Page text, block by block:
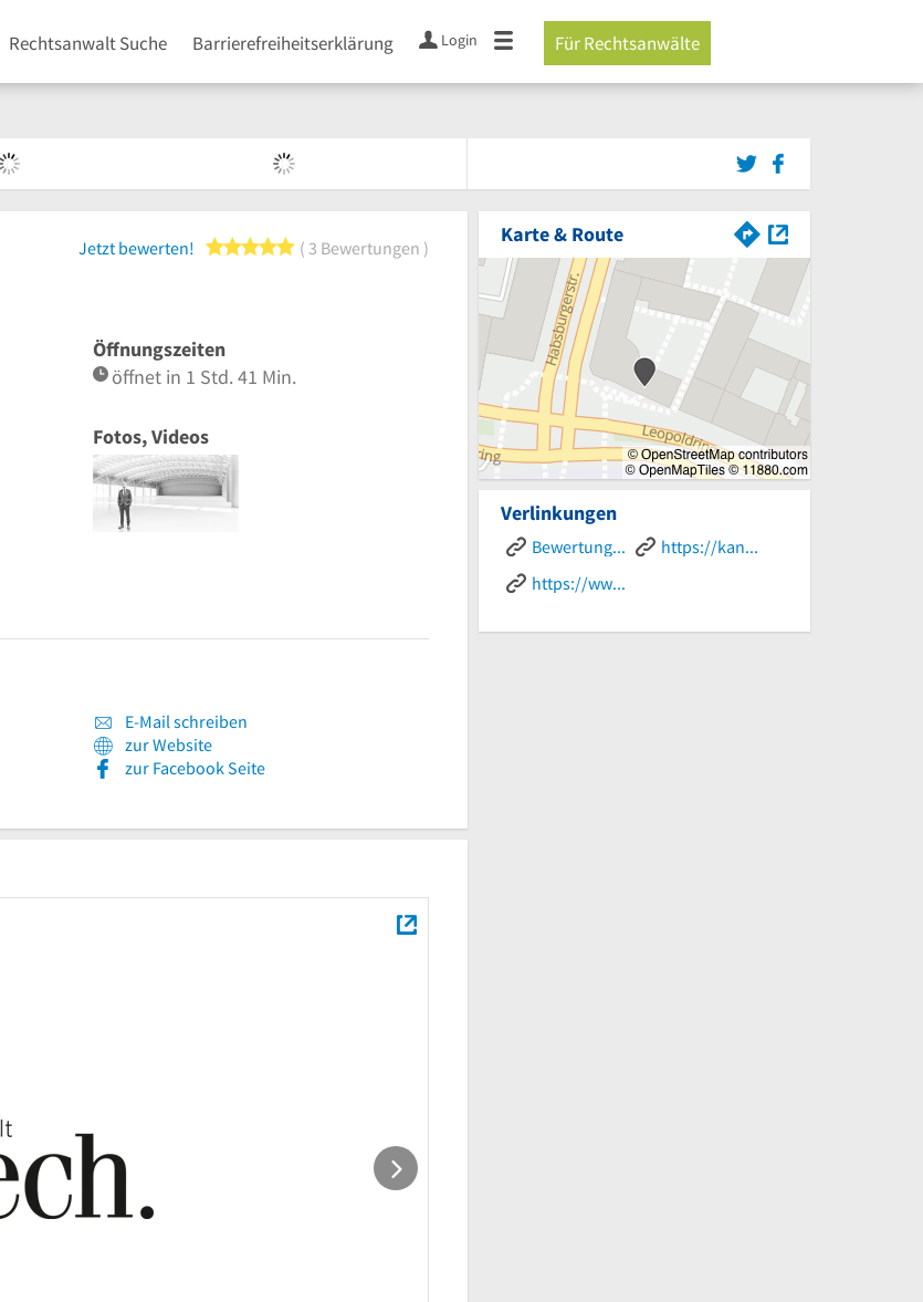
Rechtsanwalt Suche Barrierefreiheitserklärung Login Für Rechtsanwälte
Jetzt bewerten! 5 von 5 Sternen
3 Bewertungen
Öffnungszeiten
öffnet in 1 Std. 41 Min.
Fotos, Videos
E-Mail schreiben
zur Website
zur Facebook Seite
Karte & Route
Verlinkungen
Bewertungen
https://kanzlei-markusczech.de/
https://www.rechtsberatung-freiburg.de